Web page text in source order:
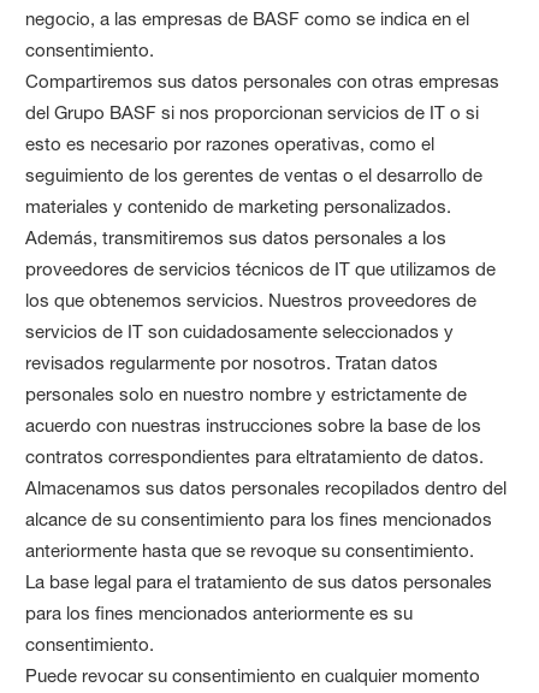
negocio, a las empresas de BASF como se indica en el
consentimiento.
Compartiremos sus datos personales con otras empresas
del Grupo BASF si nos proporcionan servicios de IT o si
esto es necesario por razones operativas, como el
seguimiento de los gerentes de ventas o el desarrollo de
materiales y contenido de marketing personalizados.
Además, transmitiremos sus datos personales a los
proveedores de servicios técnicos de IT que utilizamos de
los que obtenemos servicios. Nuestros proveedores de
servicios de IT son cuidadosamente seleccionados y
revisados regularmente por nosotros. Tratan datos
personales solo en nuestro nombre y estrictamente de
acuerdo con nuestras instrucciones sobre la base de los
contratos correspondientes para eltratamiento de datos.
Almacenamos sus datos personales recopilados dentro del
alcance de su consentimiento para los fines mencionados
anteriormente hasta que se revoque su consentimiento.
La base legal para el tratamiento de sus datos personales
para los fines mencionados anteriormente es su
consentimiento.
Puede revocar su consentimiento en cualquier momento